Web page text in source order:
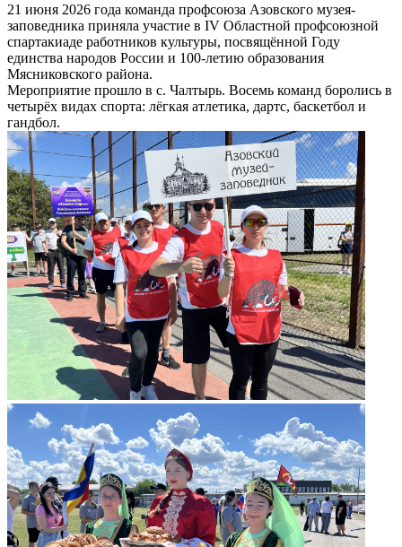
21 июня 2026 года команда профсоюза Азовского музея-
заповедника приняла участие в IV Областной профсоюзной
спартакиаде работников культуры, посвящённой Году
единства народов России и 100-летию образования
Мясниковского района.
Мероприятие прошло в с. Чалтырь. Восемь команд боролись в
четырёх видах спорта: лёгкая атлетика, дартс, баскетбол и
гандбол.